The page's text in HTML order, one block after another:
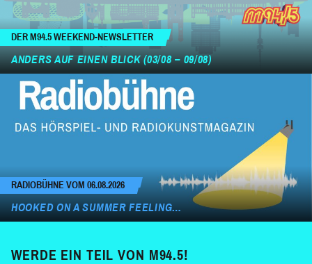
DER M94.5 WEEKEND-NEWSLETTER
ANDERS AUF EINEN BLICK (03/08 – 09/08)
RADIOBÜHNE VOM 06.08.2026
HOOKED ON A SUMMER FEELING…
WERDE EIN TEIL VON M94.5!